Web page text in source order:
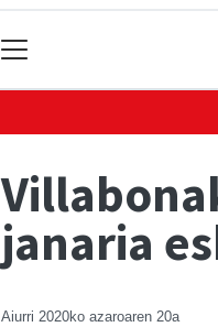
janaria
Aiurri 2020ko azaroaren 20a